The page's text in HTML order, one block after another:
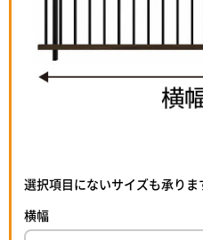
選択項目にないサイズも承りま
横幅